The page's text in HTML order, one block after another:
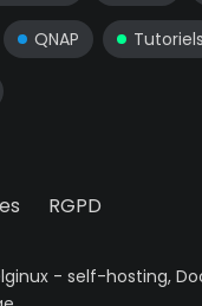
QNAP Tutoriels
RGPD
- self-hosting,